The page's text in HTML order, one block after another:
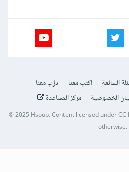
الشائعة اكتب معنا
درّب معنا
الخصوصية مركز المساعدة
© 2025 Hsoub.Content licensed underCC
otherwise.